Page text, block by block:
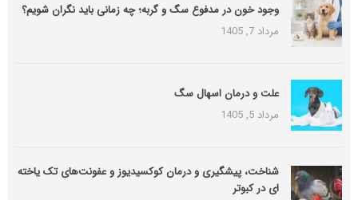
وجود خون در مدفوع سگ و گربه؛ چه زمانی باید نگران شویم؟
مرداد 7, 1405
علت و درمان اسهال سگ
مرداد 5, 1405
شناخت، پیشگیری و درمان کوکسیدیوز و عفونت‌های تک یاخته
ای در کبوتر